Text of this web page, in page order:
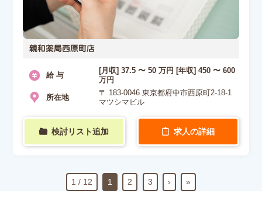
親和薬局西原町店
給 与
[月収] 37.5 〜 50 万円 [年収] 450 〜 600
万円
所在地
〒 183-0046 東京都府中市西原町2-18-1
マツシマビル
検討リスト追加 求人の詳細
1 / 12 1 2 3 › »